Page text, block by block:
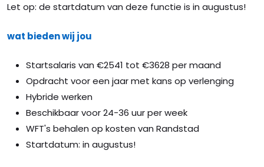
Let op: de startdatum van deze functie is in augustus!
wat bieden wij jou
Startsalaris van €2541 tot €3628 per maand
Opdracht voor een jaar met kans op verlenging
Hybride werken
Beschikbaar voor 24-36 uur per week
WFT's behalen op kosten van Randstad
Startdatum: in augustus!